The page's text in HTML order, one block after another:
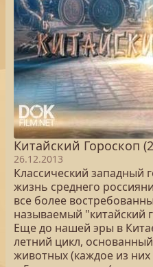
Китайский Гороскоп
26.12.2013
Классический западный
жизнь среднего
все более
называемый "китайский
Еще до нашей эры в
летний цикл,
животных (каждое из